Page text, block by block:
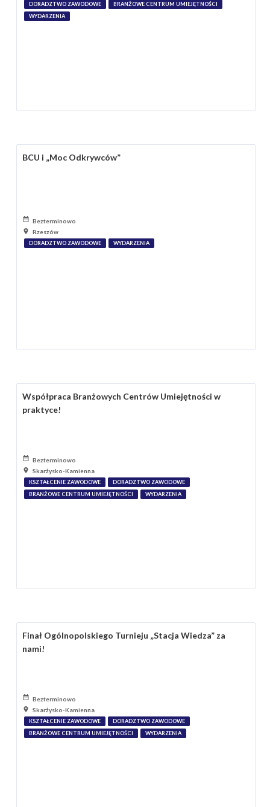
DORADZTWO ZAWODOWE
BRANŻOWE CENTRUM UMIEJĘTNOŚCI
WYDARZENIA
BCU i „Moc Odkrywców”
Bezterminowo
Rzeszów
DORADZTWO ZAWODOWE WYDARZENIA
Współpraca Branżowych Centrów Umiejętności w
praktyce!
Bezterminowo
Skarżysko-Kamienna
KSZTAŁCENIE ZAWODOWE
DORADZTWO ZAWODOWE
BRANŻOWE CENTRUM UMIEJĘTNOŚCI
WYDARZENIA
Finał Ogólnopolskiego Turnieju „Stacja Wiedza” za
nami!
Bezterminowo
Skarżysko-Kamienna
KSZTAŁCENIE ZAWODOWE
DORADZTWO ZAWODOWE
BRANŻOWE CENTRUM UMIEJĘTNOŚCI
WYDARZENIA